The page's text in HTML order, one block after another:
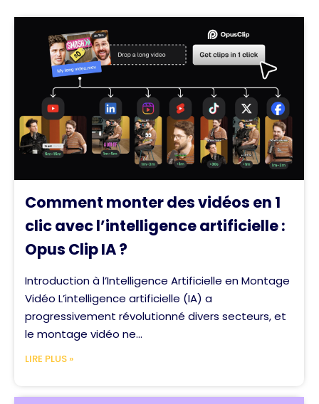
Comment monter des vidéos en 1
clic avec l’intelligence artificielle :
Opus Clip IA ?
Introduction à l’Intelligence Artificielle en Montage
Vidéo L’intelligence artificielle (IA) a
progressivement révolutionné divers secteurs, et
le montage vidéo ne...
LIRE PLUS »